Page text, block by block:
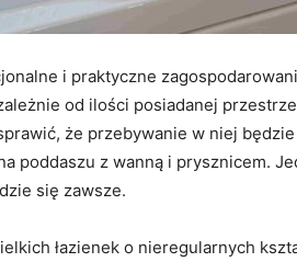
i praktyczne
od ilości posiadanej
że przebywanie w niej
na poddaszu z wanną i prysznicem.
się zawsze.
łazienek o nieregularnych